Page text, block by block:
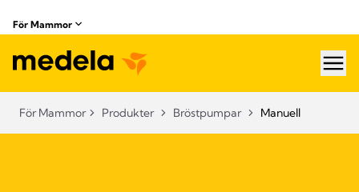
För Mammor
För Mammor Produkter Bröstpumpar Manuell